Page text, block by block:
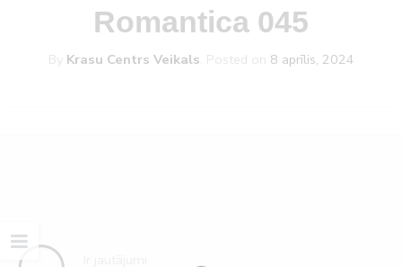
Romantica 045
By Krasu Centrs Veikals Posted on 8 aprīlis, 2024